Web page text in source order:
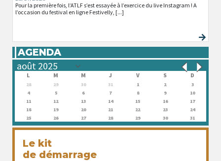
Pour la première fois, l’ATLF s’est essayée à l’exercice du live Instagram ! A
l’occasion du festival en ligne Festivelly, [...]
AGENDA
L M M J V S D
28 29 30 31 1 2
3
4
5 6 7 8 9
10
11
12 13 14 15 16
17
18
19 20 21 22 23
24
25
26 27 28 29 30 31
Le kit
de démarrage